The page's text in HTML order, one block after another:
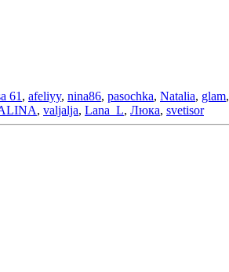
61 , afeliyy, nina86, pasochka, Nataliа, glam,
, valjalja, Lana_L, Люка, svetisor